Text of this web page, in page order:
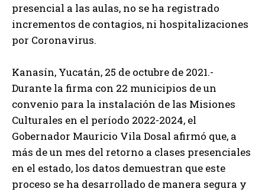
presencial a las aulas, no se ha registrado
incrementos de contagios, ni hospitalizaciones
por Coronavirus.
Kanasín, Yucatán, 25 de octubre de 2021.-
Durante la firma con 22 municipios de un
convenio para la instalación de las Misiones
Culturales en el período 2022-2024, el
Gobernador Mauricio Vila Dosal afirmó que, a
más de un mes del retorno a clases presenciales
en el estado, los datos demuestran que este
proceso se ha desarrollado de manera segura y